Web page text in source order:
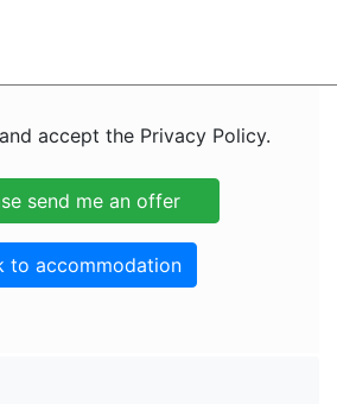
accept the Privacy Policy.
to accommodation